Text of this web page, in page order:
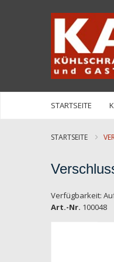
STARTSEITE
STARTSEITE
Verfügbarkeit:
Art.-Nr. 100048